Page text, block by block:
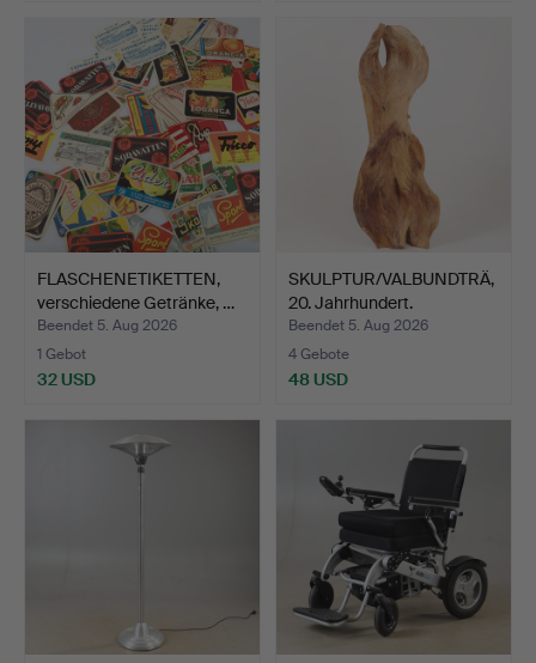
FLASCHENETIKETTEN,
verschiedene Getränke, …
Beendet 5. Aug 2026
1 Gebot
32 USD
SKULPTUR/VALBUNDTRÄ,
20. Jahrhundert.
Beendet 5. Aug 2026
4 Gebote
48 USD